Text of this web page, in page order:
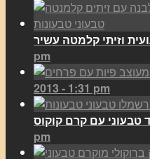
וזיתי קלמטה עשיר
pm
2013 - 1:31 pm
pm